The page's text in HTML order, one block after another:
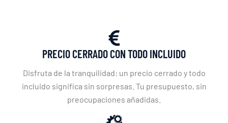
PRECIO CERRADO CON TODO INCLUIDO
Disfruta de la tranquilidad: un precio cerrado y todo
incluido significa sin sorpresas. Tu presupuesto, sin
preocupaciones añadidas.